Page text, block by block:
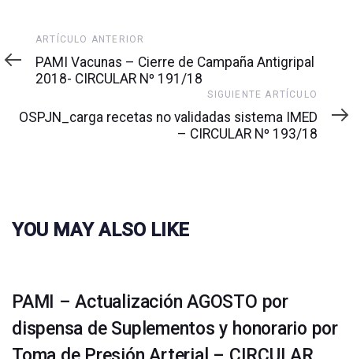
Artículo
anterior
ARTÍCULO ANTERIOR
PAMI Vacunas – Cierre de Campaña Antigripal
2018- CIRCULAR Nº 191/18
artículo
SIGUIENTE ARTÍCULO
OSPJN_carga recetas no validadas sistema IMED
– CIRCULAR Nº 193/18
YOU MAY ALSO LIKE
PAMI – Actualización AGOSTO por
dispensa de Suplementos y honorario por